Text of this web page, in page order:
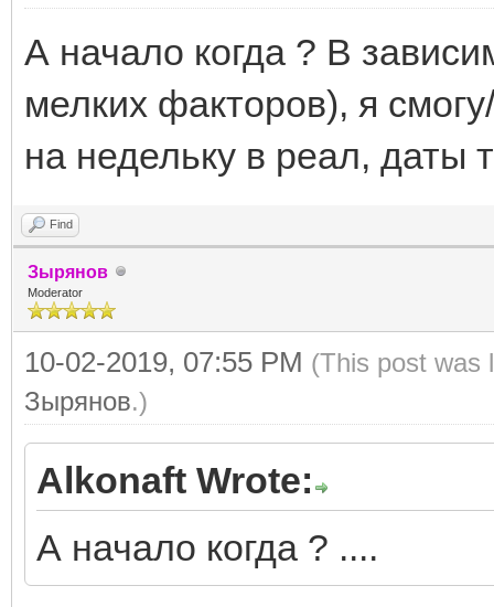
А начало когда ? В
мелких факторов), я
на недельку в реал, даты
Find
Зырянов
Moderator
10-02-2019, 07:55 PM (This post was
Зырянов.)
Alkonaft Wrote:
А начало когда ? ....